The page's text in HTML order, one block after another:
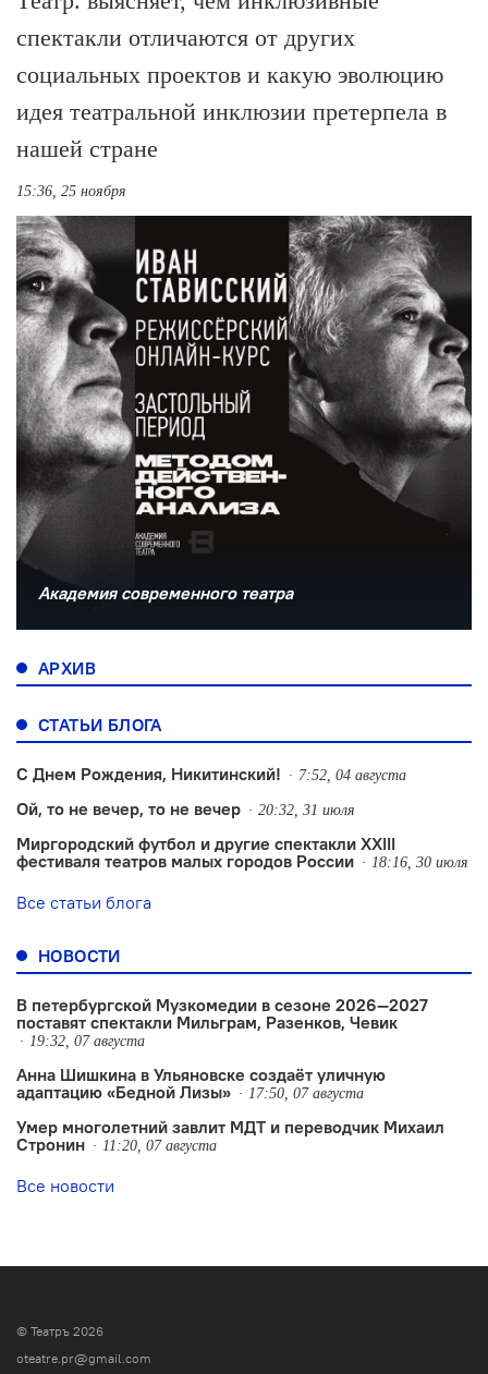
спектакли отличаются от других
социальных проектов и какую эволюцию
идея театральной инклюзии претерпела в
нашей стране
15:36, 25 ноября
Академия современного театра
АРХИВ
СТАТЬИ БЛОГА
С Днем Рождения, Никитинский! 7:52, 04 августа
Ой, то не вечер, то не вечер 20:32, 31 июля
Миргородский футбол и другие спектакли XXIII
фестиваля театров малых городов России
18:16, 30 июля
Все статьи блога
НОВОСТИ
В петербургской Музкомедии в сезоне 2026—2027
поставят спектакли Мильграм, Разенков, Чевик
19:32, 07 августа
Анна Шишкина в Ульяновске создаëт уличную
адаптацию «Бедной Лизы»
17:50, 07 августа
Умер многолетний завлит МДТ и переводчик Михаил
Стронин
11:20, 07 августа
Все новости
© Театръ 2026
oteatre.pr@gmail.com